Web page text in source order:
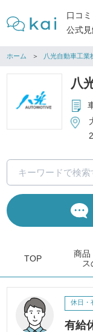
口コ
公式見
ホーム 八光自動車工業
八
TOP
商品
ス
有給
休日・